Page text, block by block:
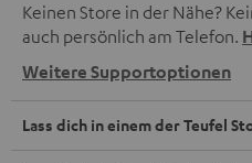
Keinen Store in der Nähe?
auch persönlich am Telefon.
Weitere Supportoptionen
Lass dich in einem der Teufel